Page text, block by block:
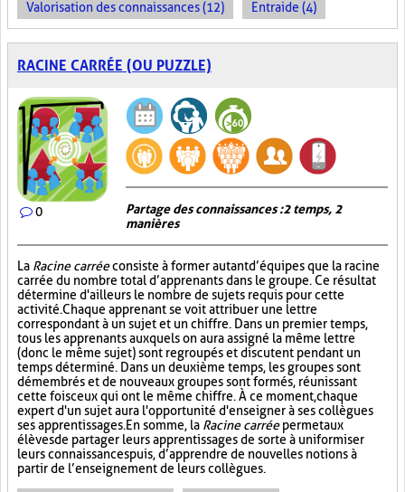
Valorisation des connaissances (12) Entraide (4)
RACINE CARRÉE (OU PUZZLE)
0
Partage des connaissances : 2 temps, 2
manières
La Racine carréeconsiste à former autant d’équipes que la racine
carrée du nombre total d’apprenants dans le groupe. Ce résultat
détermine d'ailleurs le nombre de sujets requis pour cette
activité. Chaque apprenant se voit attribuer une lettre
correspondant à un sujet et un chiffre. Dans un premier temps,
tous les apprenants auxquels on aura assigné la même lettre
(donc le même sujet) sont regroupés et discutent pendant un
temps déterminé. Dans un deuxième temps, les groupes sont
démembrés et de nouveaux groupes sont formés, réunissant
cette fois ceux qui ont le même chiffre. À ce moment, chaque
expert d'un sujet aura l'opportunité d'enseigner à ses collègues
ses apprentissages. En somme, la Racine carréepermet aux
élèves de partager leurs apprentissages de sorte à uniformiser
leurs connaissances puis, d’apprendre de nouvelles notions à
partir de l’enseignement de leurs collègues.